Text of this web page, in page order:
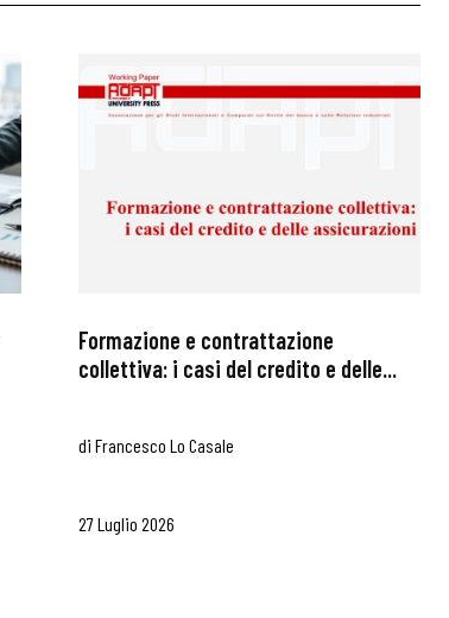
Formazione e contrattazione
collettiva: i casi del credito e delle...
di Francesco Lo Casale
27 Luglio 2026